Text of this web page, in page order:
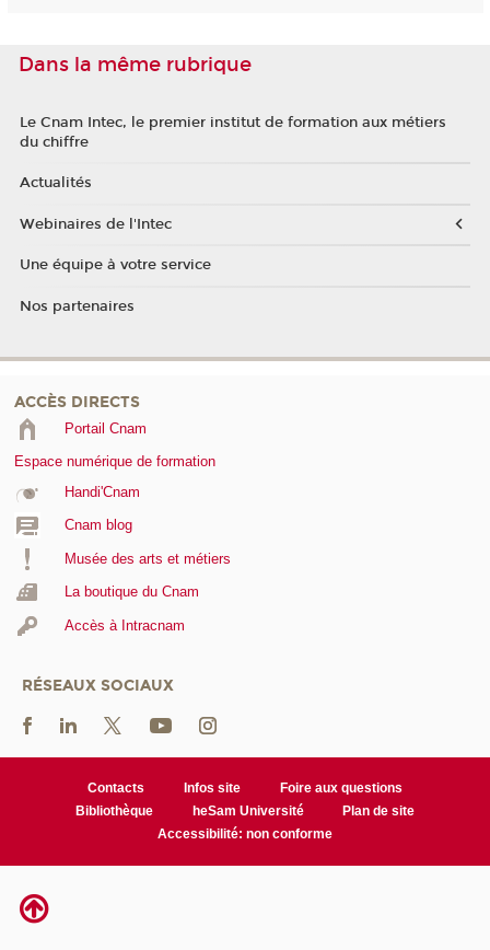
Dans la même rubrique
Le Cnam Intec, le premier institut de formation aux métiers
du chiffre
Actualités
Webinaires de l'Intec
Une équipe à votre service
Nos partenaires
ACCÈS DIRECTS
Portail Cnam
Espace numérique de formation
Handi'Cnam
Cnam blog
Musée des arts et métiers
La boutique du Cnam
Accès à Intracnam
RÉSEAUX SOCIAUX
Contacts Infos site
Foire aux questions
Bibliothèque
heSam Université
Plan de site
Accessibilité: non conforme